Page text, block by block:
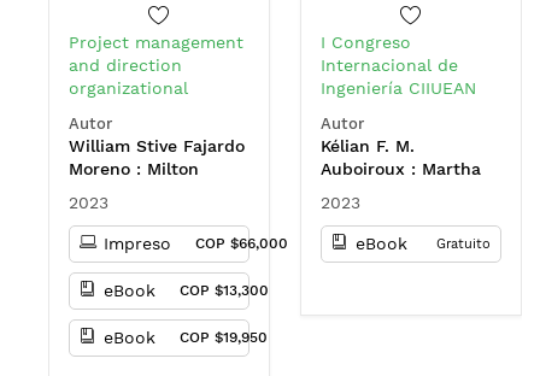
Project management
and direction
organizational
the PM4AC model
Autor
William Stive Fajardo
Moreno : Milton
Varón : Nelson
Antonio Moreno
Monsalve : Henry
Mauricio Diez-Silva
2023
Impreso COP $66,000
eBook COP $13,300
eBook COP $19,950
I Congreso
Internacional de
Ingeniería CIIUEAN
Colombia)
Autor
Kélian F. M.
Auboiroux : Martha
: Juana Valentina
Gómez Pachón :
Robert Arturo Jaime
2023
eBook Gratuito